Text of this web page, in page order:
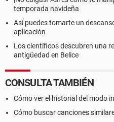
temporada navideña
Así puedes tomarte un
aplicación
Los científicos descubren una
antigüedad en Belice
CONSULTA TAMBIÉN
Cómo ver el historial del modo
Cómo buscar canciones